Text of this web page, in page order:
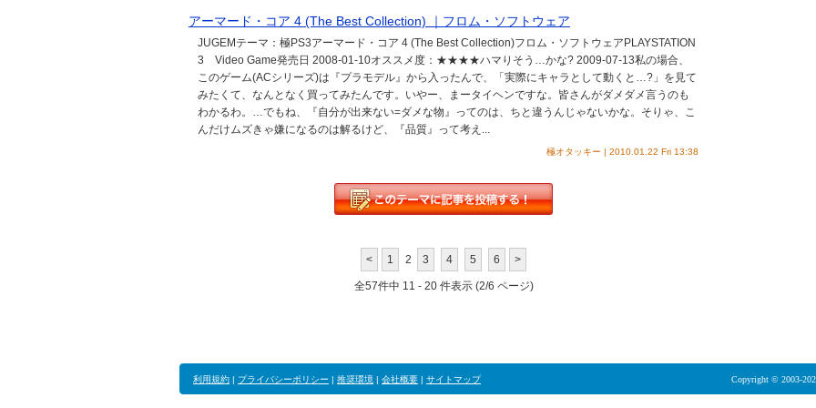
アーマード・コア 4 (The Best Collection) ｜フロム・ソフトウェア
JUGEMテーマ：極PS3アーマード・コア 4 (The Best Collection)フロム・ソフトウェアPLAYSTATION
3 Video Game発売日 2008-01-10オススメ度：★★★★ハマりそう…かな? 2009-07-13私の場合、
このゲーム(ACシリーズ)は『プラモデル』から入ったんで、「実際にキャラとして動くと…?」を見て
みたくて、なんとなく買ってみたんです。いやー、まータイヘンですな。皆さんがダメダメ言うのも
わかるわ。…でもね、『自分が出来ない=ダメな物』ってのは、ちと違うんじゃないかな。そりゃ、こ
んだけムズきゃ嫌になるのは解るけど、『品質』って考え...
極オタッキー | 2010.01.22 Fri 13:38
< 1 2 3 4 5 6 >
全57件中 11 - 20 件表示 (2/6 ページ)
利用規約 | プライバシーポリシー | 推奨環境 | 会社概要 | サイトマップ Copyright © 2003-